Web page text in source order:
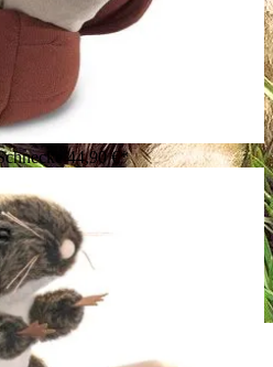
Stachelrücken
sitzend im Gras
44,90 €*